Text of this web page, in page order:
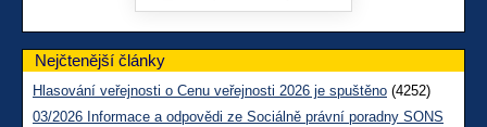
Nejčtenější články
Hlasování veřejnosti o Cenu veřejnosti 2026 je spuštěno (4252)
03/2026 Informace a odpovědi ze Sociálně právní poradny SONS